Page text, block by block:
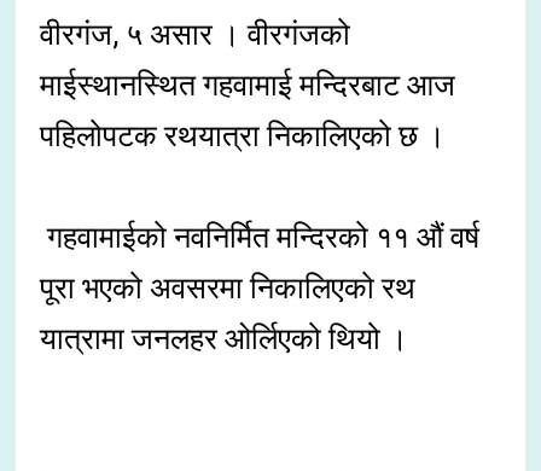
वीरगंज, ५ असार । वीरगंजको
माईस्थानस्थित गहवामाई मन्दिरबाट आज
पहिलोपटक रथयात्रा निकालिएको छ ।
गहवामाईको नवनिर्मित मन्दिरको ११ औं वर्ष
पूरा भएको अवसरमा निकालिएको रथ
यात्रामा जनलहर ओर्लिएको थियो ।